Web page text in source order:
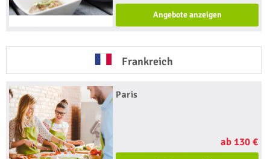
Angebote anzeigen
Frankreich
Paris
ab 130 €